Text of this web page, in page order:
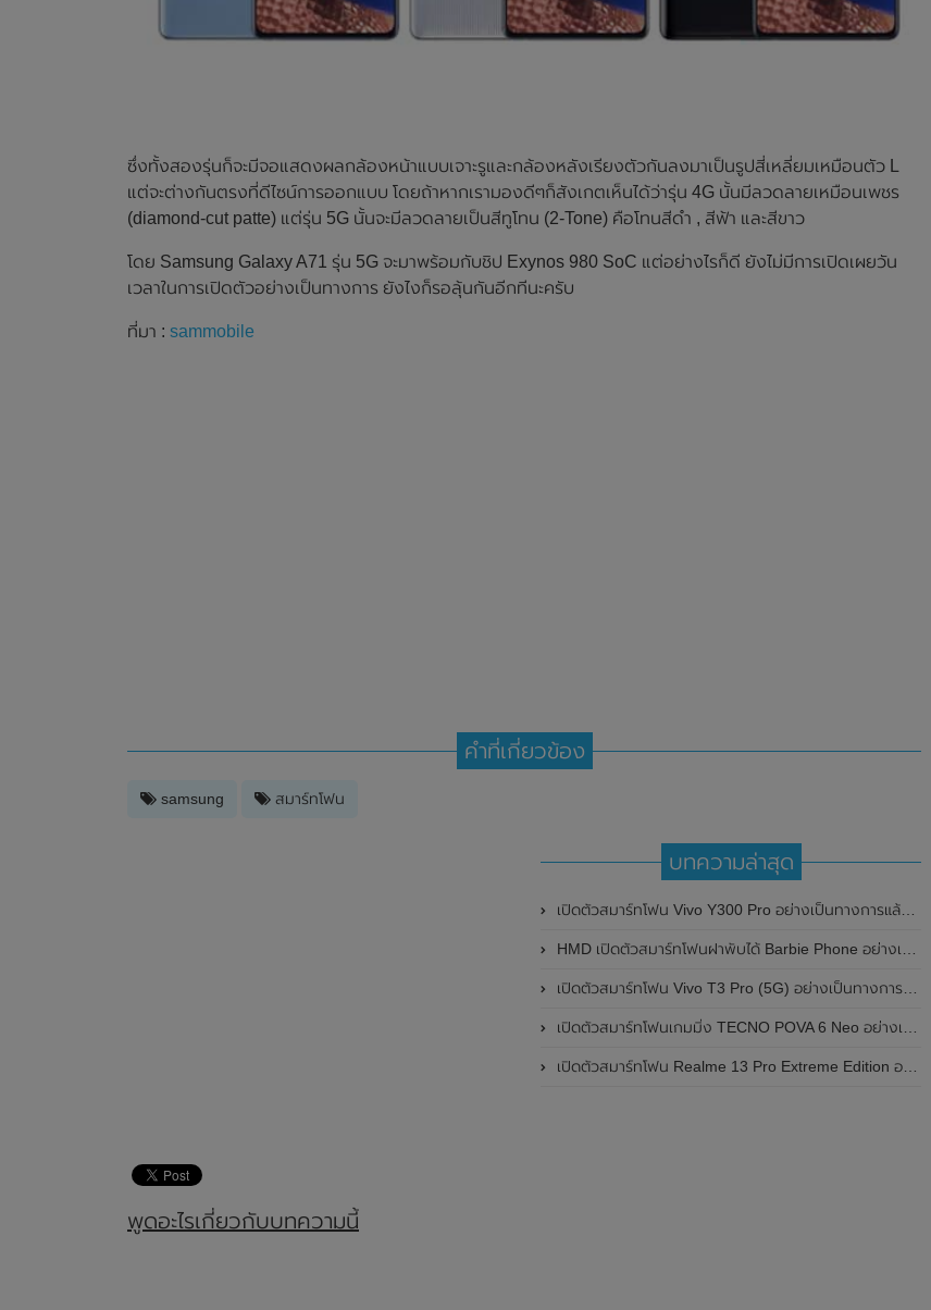
ซึ่งทั้งสองรุ่นก็จะมีจอแสดงผลกล้องหน้าแบบเจาะรูและกล้องหลังเรียงตัวกันลงมาเป็นรูปสี่เหลี่ยมเหมือนตัว L
แต่จะต่างกันตรงที่ดีไซน์การออกแบบ โดยถ้าหากเรามองดีๆก็สังเกตเห็นได้ว่ารุ่น 4G นั้นมีลวดลายเหมือนเพชร
(diamond-cut patte) แต่รุ่น 5G นั้นจะมีลวดลายเป็นสีทูโทน (2-Tone) คือโทนสีดำ , สีฟ้า และสีขาว
โดย Samsung Galaxy A71 รุ่น 5G จะมาพร้อมกับชิป Exynos 980 SoC แต่อย่างไรก็ดี ยังไม่มีการเปิดเผยวัน
เวลาในการเปิดตัวอย่างเป็นทางการ ยังไงก็รอลุ้นกันอีกทีนะครับ
ที่มา : sammobile
คำที่เกี่ยวข้อง
samsung สมาร์ทโฟน
บทความล่าสุด
เปิดตัวสมาร์ทโฟน Vivo Y300 Pro อย่างเป็นทางการแล้วในประเทศจีน มาพร้อมดีไซน์พรีเมี่ยม ทนทาน และแบตเตอรี่สุดอึดขนาดใหญ่ 6,500mAh พร้อมรองรับการชาร์จไว 80W
HMD เปิดตัวสมาร์ทโฟนฝาพับได้ Barbie Phone อย่างเป็นทางการแล้ว มาพร้อมธีมสีชมพูสดใส
เปิดตัวสมาร์ทโฟน Vivo T3 Pro (5G) อย่างเป็นทางการแล้วในประเทศอินเดีย
เปิดตัวสมาร์ทโฟนเกมมิ่ง TECNO POVA 6 Neo อย่างเป็นทางการแล้วในประเทศไทย ในราคา 8,499 บาท
เปิดตัวสมาร์ทโฟน Realme 13 Pro Extreme Edition อย่างเป็นทางการแล้วในประเทศจีน
พูดอะไรเกี่ยวกับบทความนี้